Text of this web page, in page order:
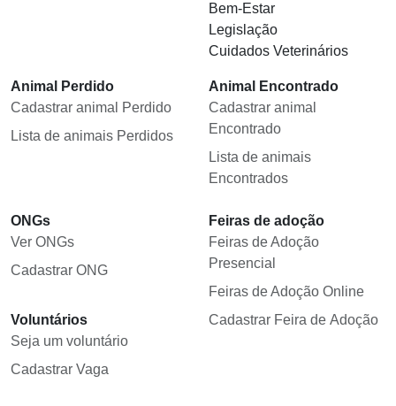
Bem-Estar
Legislação
Cuidados Veterinários
Animal Perdido
Cadastrar animal Perdido
Lista de animais Perdidos
Animal Encontrado
Cadastrar animal
Encontrado
Lista de animais
Encontrados
ONGs
Ver ONGs
Cadastrar ONG
Voluntários
Seja um voluntário
Cadastrar Vaga
Feiras de adoção
Feiras de Adoção
Presencial
Feiras de Adoção Online
Cadastrar Feira de Adoção